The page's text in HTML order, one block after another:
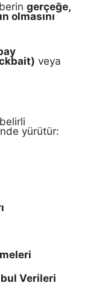
gerçeğe,
olmasını
veya
yürütür:
Verileri